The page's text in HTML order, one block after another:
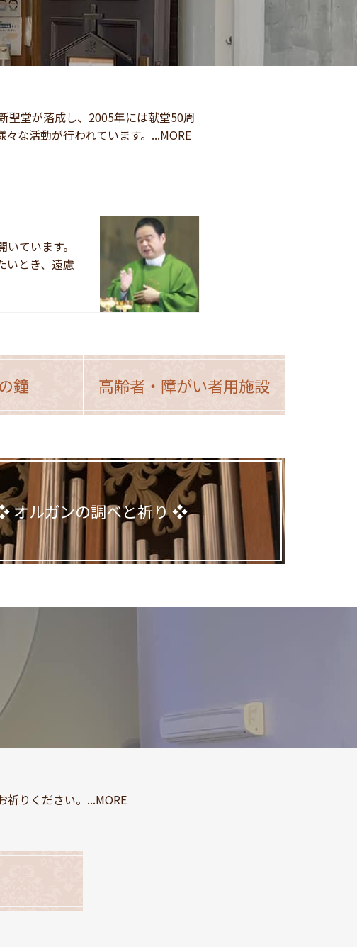
聖堂が落成し、2005年には献堂50周
な活動が行われています。...MORE
ています。
いとき、遠慮
鐘 高齢者・ 障がい者用施設
オルガンの調べと祈り
りください。...MORE